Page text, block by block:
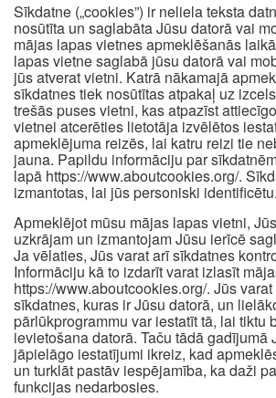
Sīkdatne („cookies”) ir neliela teksta
nosūtīta un saglabāta Jūsu datorā vai
mājas lapas vietnes apmeklēšanās
lapas vietne saglabā jūsu datorā vai
jūs atverat vietni. Katrā nākamajā
sīkdatnes tiek nosūtītas atpakaļ uz
trešās puses vietni, kas atpazīst
vietnei atcerēties lietotāja izvēlētos
apmeklējuma reizēs, lai katru reizi tie
jauna. Papildu informāciju par
lapā https://www.aboutcookies.org/.
izmantotas, lai jūs personiski identificētu.
Apmeklējot mūsu mājas lapas vietni,
uzkrājam un izmantojam Jūsu ierīcē
Ja vēlaties, Jūs varat arī sīkdatnes
Informāciju kā to izdarīt varat izlasīt
https://www.aboutcookies.org/. Jūs
sīkdatnes, kuras ir Jūsu datorā, un
pārlūkprogrammu var iestatīt tā, lai tiktu
ievietošana datorā. Taču tādā gadījumā
jāpielāgo iestatījumi ikreiz, kad
un turklāt pastāv iespējamība, ka daži
funkcijas nedarbosies.